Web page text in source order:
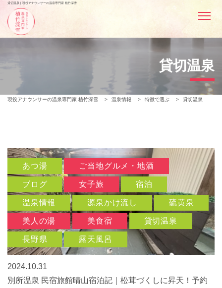
貸切温泉 | 現役アナウンサーの温泉専門家 植竹深雪
貸切温泉
現役アナウンサーの温泉専門家 植竹深雪 > 温泉情報 > 特徴で選ぶ > 貸切温泉
あつ湯 ご当地グルメ・地酒
ブログ 女子旅 宿泊
温泉情報 源泉かけ流し 硫黄泉
美人の湯 美食宿 貸切温泉
長野県 露天風呂
2024.10.31
別所温泉 民宿旅館晴山宿泊記｜松茸づくしに昇天！予約